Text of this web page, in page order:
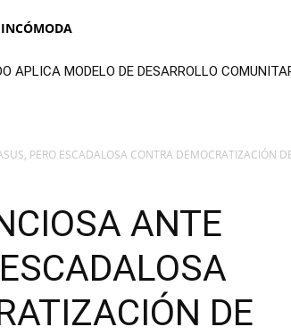
APLICA MODELO DE DESARROLLO
PERO ESCADALOSA CONTRA DEMOCRATIZACIÓN
ANTE
DE